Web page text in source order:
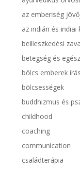
az emberiség
az indián és indiai
beilleszkedési
betegség és
bölcs emberek
bölcsességek
buddhizmus és
childhood
coaching
communication
családterápia